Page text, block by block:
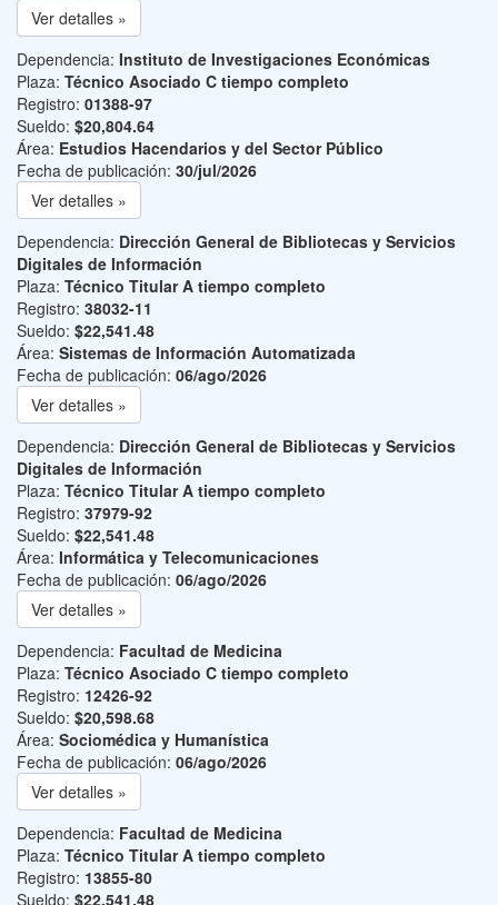
Ver detalles »
Dependencia: Instituto de Investigaciones Económicas
Plaza: Técnico Asociado C tiempo completo
Registro: 01388-97
Sueldo: $20,804.64
Área: Estudios Hacendarios y del Sector Público
Fecha de publicación: 30/jul/2026
Ver detalles »
Dependencia: Dirección General de Bibliotecas y Servicios
Digitales de Información
Plaza: Técnico Titular A tiempo completo
Registro: 38032-11
Sueldo: $22,541.48
Área: Sistemas de Información Automatizada
Fecha de publicación: 06/ago/2026
Ver detalles »
Dependencia: Dirección General de Bibliotecas y Servicios
Digitales de Información
Plaza: Técnico Titular A tiempo completo
Registro: 37979-92
Sueldo: $22,541.48
Área: Informática y Telecomunicaciones
Fecha de publicación: 06/ago/2026
Ver detalles »
Dependencia: Facultad de Medicina
Plaza: Técnico Asociado C tiempo completo
Registro: 12426-92
Sueldo: $20,598.68
Área: Sociomédica y Humanística
Fecha de publicación: 06/ago/2026
Ver detalles »
Dependencia: Facultad de Medicina
Plaza: Técnico Titular A tiempo completo
Registro: 13855-80
Sueldo: $22,541.48